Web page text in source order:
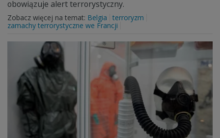
obowiązuje alert terrorystyczny.
Zobacz więcej na temat: Belgia
terroryzm
zamachy terrorystyczne we Francji